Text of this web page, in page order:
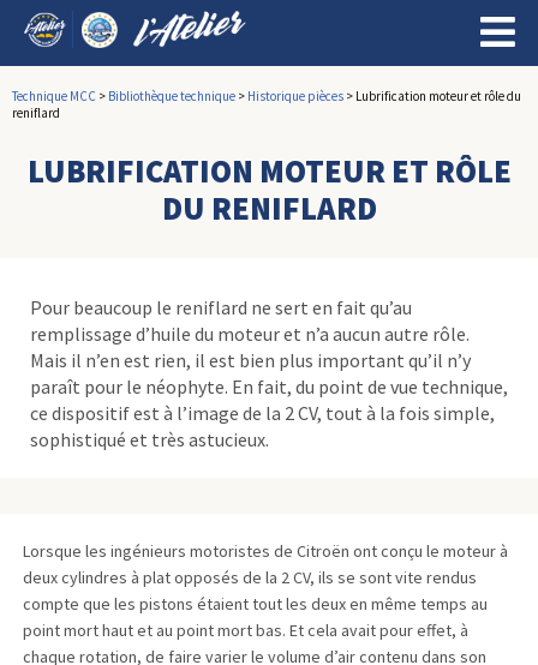
Technique MCC > Bibliothèque technique > Historique pièces > Lubrification moteur et rôle du
reniflard
LUBRIFICATION MOTEUR ET RÔLE
DU RENIFLARD
Pour beaucoup le reniflard ne sert en fait qu’au
remplissage d’huile du moteur et n’a aucun autre rôle.
Mais il n’en est rien, il est bien plus important qu’il n’y
paraît pour le néophyte. En fait, du point de vue technique,
ce dispositif est à l’image de la 2 CV, tout à la fois simple,
sophistiqué et très astucieux.
Lorsque les ingénieurs motoristes de Citroën ont conçu le moteur à
deux cylindres à plat opposés de la 2 CV, ils se sont vite rendus
compte que les pistons étaient tout les deux en même temps au
point mort haut et au point mort bas. Et cela avait pour effet, à
chaque rotation, de faire varier le volume d’air contenu dans son